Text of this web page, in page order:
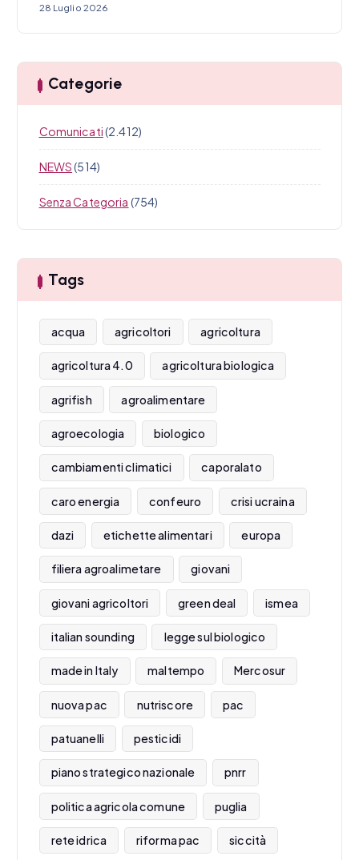
28 Luglio 2026
Categorie
Comunicati(2.412)
NEWS(514)
Senza Categoria (754)
Tags
acqua agricoltori agricoltura
agricoltura 4.0 agricoltura biologica
agrifish agroalimentare
agroecologia biologico
cambiamenti climatici caporalato
caro energia confeuro crisi ucraina
dazi etichette alimentari europa
filiera agroalimetare giovani
giovani agricoltori green deal ismea
italian sounding legge sul biologico
made in Italy maltempo Mercosur
nuova pac nutriscore pac
patuanelli pesticidi
piano strategico nazionale pnrr
politica agricola comune puglia
rete idrica riforma pac siccità